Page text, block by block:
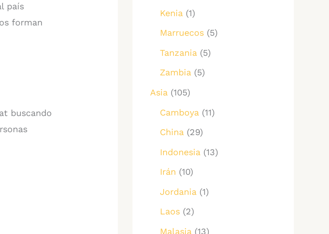
país
forman
buscando
Kenia (1)
Marruecos (5)
Tanzania (5)
Zambia (5)
Asia (105)
Camboya (11)
China (29)
Indonesia (13)
Irán (10)
Jordania (1)
Laos (2)
Malasia (13)